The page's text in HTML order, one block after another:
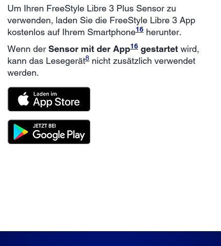
Um Ihren FreeStyle Libre 3 Plus Sensor zu
verwenden, laden Sie die FreeStyle Libre 3 App
kostenlos auf Ihrem Smartphone16 herunter.
Wenn der Sensor mit der App16 gestartet wird,
kann das Lesegerät8 nicht zusätzlich verwendet
werden.